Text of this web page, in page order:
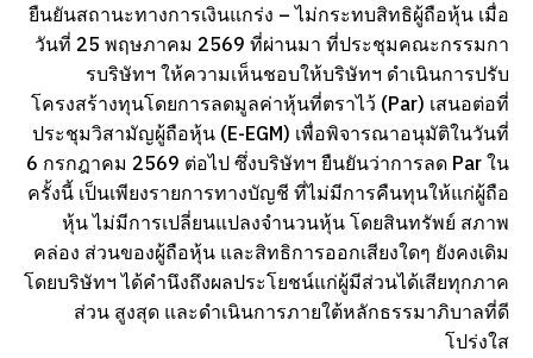
ยืนยันสถานะทางการเงินแกร่ง – ไม่กระทบสิทธิผู้ถือหุ้น เมื่อ
วันที่ 25 พฤษภาคม 2569 ที่ผ่านมา ที่ประชุมคณะกรรมกา
รบริษัทฯ ให้ความเห็นชอบให้บริษัทฯ ดำเนินการปรับ
โครงสร้างทุนโดยการลดมูลค่าหุ้นที่ตราไว้ (Par) เสนอต่อที่
ประชุมวิสามัญผู้ถือหุ้น (E-EGM) เพื่อพิจารณาอนุมัติในวันที่
6 กรกฎาคม 2569 ต่อไป ซึ่งบริษัทฯ ยืนยันว่าการลด Par ใน
ครั้งนี้ เป็นเพียงรายการทางบัญชี ที่ไม่มีการคืนทุนให้แก่ผู้ถือ
หุ้น ไม่มีการเปลี่ยนแปลงจำนวนหุ้น โดยสินทรัพย์ สภาพ
คล่อง ส่วนของผู้ถือหุ้น และสิทธิการออกเสียงใดๆ ยังคงเดิม
โดยบริษัทฯ ได้คำนึงถึงผลประโยชน์แก่ผู้มีส่วนได้เสียทุกภาค
ส่วน สูงสุด และดำเนินการภายใต้หลักธรรมาภิบาลที่ดี
โปร่งใส